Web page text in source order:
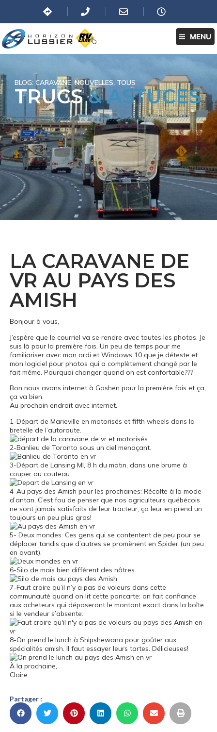
MENU
BLOG: CARAVANE,NOUVELLES, TOUS
TRUCS& ASTUCES
LA CARAVANE DE
VR AU PAYS DES
AMISH
Bonjour à vous,
J’espère que le courriel va se rendre avec toutes les photos. Je
suis là pour la première fois. Un peu de temps pour me
familiariser avec mon ordi et Windows 10 que je déteste et
mon logiciel pour photos qui a complètement changé par le
fait même. Pourquoi changer quand on est confortable???
Bon nous avons internet à Goshen pour la première fois et ça,
ça va bien.
Au prochain endroit avec internet.
1-Départ de Marieville en motorisés et fifth wheels dans la
bretelle de l’autoroute.
2-Banlieu de Toronto sous un ciel menaçant.
3-Départ de Lansing MI, 8 h du matin, dans une brume à
couper au couteau.
4-Au pays des Amish pour les prochaines: Récolte à la mode
d’antan. C’est fou de penser que nos agriculteurs québécois
ne sont jamais satisfaits de leur tracteur; ça leur en prend un
toujours un peu plus gros!
5- Deux mondes: Ces gens qui se contentent de peu pour se
déplacer tandis que d’autres se promènent en Spider (un peu
en avant).
6-Silo de maïs bien différent des nôtres.
7-Faut croire qu’il n’y a pas de voleurs dans cette
communauté quand on lit cette pancarte: on fait confiance
aux acheteurs qui déposeront le montant exact dans la boîte
si le vendeur s’absente.
8-On prend le lunch à Shipshewana pour goûter aux
spécialités amish. Il faut essayer leurs tartes. Délicieuses!
À la prochaine,
Claire
Partager :